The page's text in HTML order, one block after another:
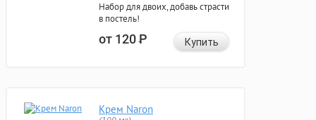
Набор для двоих, добавь страсти
в постель!
от 120Р Купить
Крем Naron